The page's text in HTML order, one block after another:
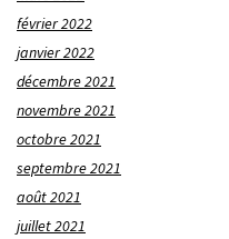
février 2022
janvier 2022
décembre 2021
novembre 2021
octobre 2021
septembre 2021
août 2021
juillet 2021